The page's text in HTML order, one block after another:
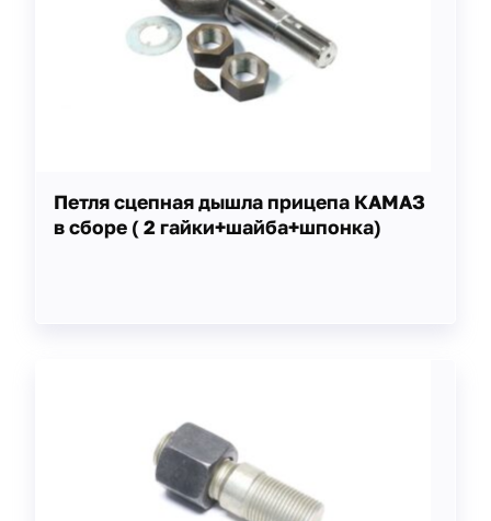
Петля сцепная дышла прицепа КАМАЗ
в сборе ( 2 гайки+шайба+шпонка)